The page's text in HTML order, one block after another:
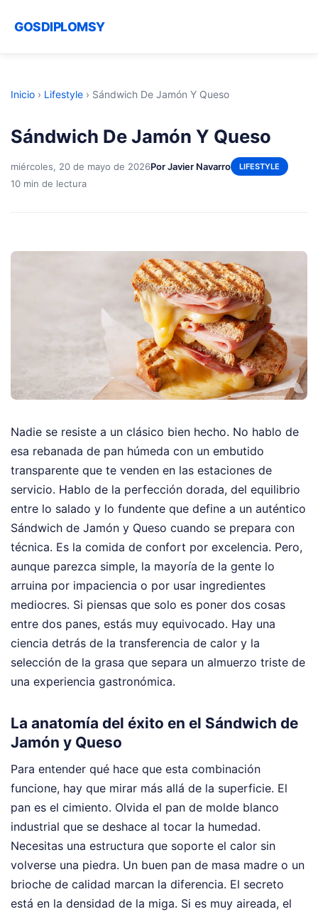
GOSDIPLOMSY
Inicio › Lifestyle › Sándwich De Jamón Y Queso
Sándwich De Jamón Y Queso
miércoles, 20 de mayo de 2026Por Javier Navarro LIFESTYLE
10 min de lectura
Nadie se resiste a un clásico bien hecho. No hablo de
esa rebanada de pan húmeda con un embutido
transparente que te venden en las estaciones de
servicio. Hablo de la perfección dorada, del equilibrio
entre lo salado y lo fundente que define a un auténtico
Sándwich de Jamón y Queso cuando se prepara con
técnica. Es la comida de confort por excelencia. Pero,
aunque parezca simple, la mayoría de la gente lo
arruina por impaciencia o por usar ingredientes
mediocres. Si piensas que solo es poner dos cosas
entre dos panes, estás muy equivocado. Hay una
ciencia detrás de la transferencia de calor y la
selección de la grasa que separa un almuerzo triste de
una experiencia gastronómica.
La anatomía del éxito en el Sándwich de
Jamón y Queso
Para entender qué hace que esta combinación
funcione, hay que mirar más allá de la superficie. El
pan es el cimiento. Olvida el pan de molde blanco
industrial que se deshace al tocar la humedad.
Necesitas una estructura que soporte el calor sin
volverse una piedra. Un buen pan de masa madre o un
brioche de calidad marcan la diferencia. El secreto
está en la densidad de la miga. Si es muy aireada, el